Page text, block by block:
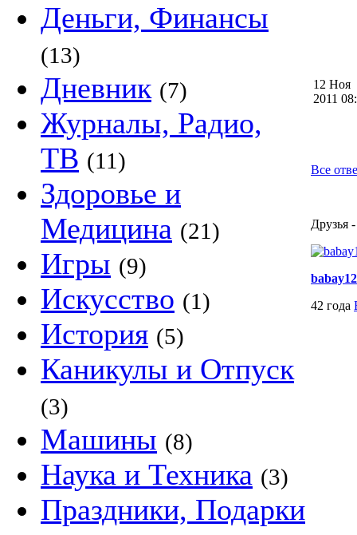
Деньги, Финансы
(13)
Дневник (7)
Журналы, Радио,
ТВ (11)
Здоровье и
Медицина (21)
Игры (9)
Искусство (1)
История (5)
Каникулы и Отпуск
(3)
Машины (8)
Наука и Техника (3)
Праздники, Подарки
12 Ноя
2011
Все
Друзья
42 года